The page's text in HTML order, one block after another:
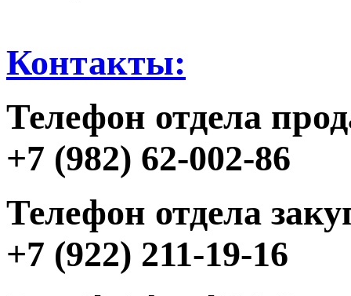
Контакты:
Телефон отдела
+7 (982) 62-002-86
Телефон отдела
+7 (922) 211-19-16